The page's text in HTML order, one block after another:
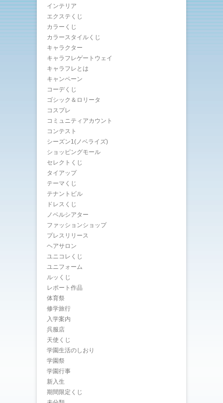
インテリア
エクステくじ
カラーくじ
カラースタイルくじ
キャラクター
キャラフレゲートウェイ
キャラフレとは
キャンペーン
コーデくじ
ゴシック＆ロリータ
コスプレ
コミュニティアカウント
コンテスト
シーズン1(ノベライズ)
ショッピングモール
セレクトくじ
タイアップ
テーマくじ
テナントビル
ドレスくじ
ノベルシアター
ファッションショップ
プレスリリース
ヘアサロン
ユニコレくじ
ユニフォーム
ルッくじ
レポート作品
体育祭
修学旅行
入学案内
呉服店
天使くじ
学園生活のしおり
学園祭
学園行事
新入生
期間限定くじ